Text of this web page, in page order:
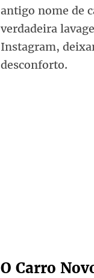
antigo nome de
verdadeira
Instagram,
desconforto.
O Carro